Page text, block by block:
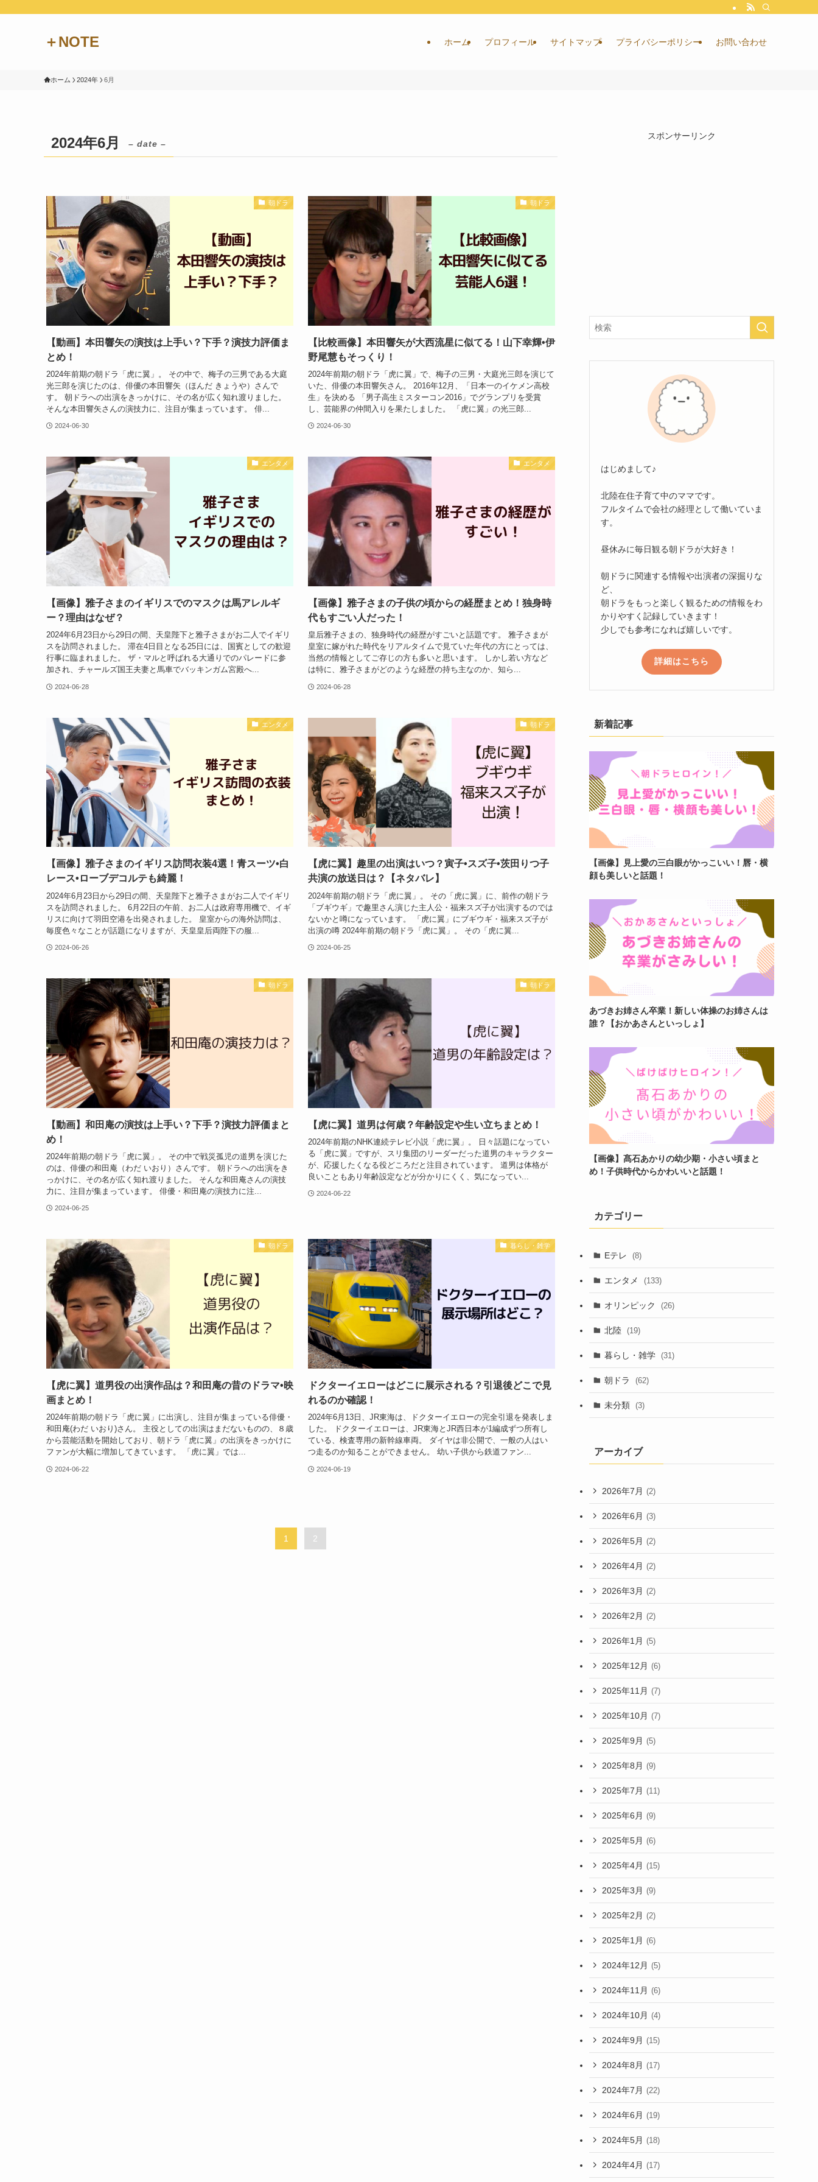
＋NOTE ホーム プロフィール サイトマップ プライバシーポリシー お問い合わせ
ホーム 2024年 6月
2024年6月 – date –
朝ドラ
【動画】本田響矢の演技は上手い？下手？演技力評価ま
とめ！
2024年前期の朝ドラ「虎に翼」。 その中で、梅子の三男である大庭
光三郎を演じたのは、俳優の本田響矢（ほんだ きょうや）さんで
す。 朝ドラへの出演をきっかけに、その名が広く知れ渡りました。
そんな本田響矢さんの演技力に、注目が集まっています。 俳...
2024-06-30
朝ドラ
【比較画像】本田響矢が大西流星に似てる！山下幸輝•伊
野尾慧もそっくり！
2024年前期の朝ドラ「虎に翼」で、梅子の三男・大庭光三郎を演じて
いた、俳優の本田響矢さん。 2016年12月、「日本一のイケメン高校
生」を決める 「男子高生ミスターコン2016」でグランプリを受賞
し、芸能界の仲間入りを果たしました。 「虎に翼」の光三郎...
2024-06-30
エンタメ
【画像】雅子さまのイギリスでのマスクは馬アレルギ
ー？理由はなぜ？
2024年6月23日から29日の間、天皇陛下と雅子さまがお二人でイギリ
スを訪問されました。 滞在4日目となる25日には、国賓としての歓迎
行事に臨まれました。 ザ・マルと呼ばれる大通りでのパレードに参
加され、チャールズ国王夫妻と馬車でバッキンガム宮殿へ...
2024-06-28
エンタメ
【画像】雅子さまの子供の頃からの経歴まとめ！独身時
代もすごい人だった！
皇后雅子さまの、独身時代の経歴がすごいと話題です。 雅子さまが
皇室に嫁がれた時代をリアルタイムで見ていた年代の方にとっては、
当然の情報としてご存じの方も多いと思います。 しかし若い方など
は特に、雅子さまがどのような経歴の持ち主なのか、知ら...
2024-06-28
エンタメ
【画像】雅子さまのイギリス訪問衣装4選！青スーツ•白
レース•ローブデコルテも綺麗！
2024年6月23日から29日の間、天皇陛下と雅子さまがお二人でイギリ
スを訪問されました。 6月22日の午前、お二人は政府専用機で、イギ
リスに向けて羽田空港を出発されました。 皇室からの海外訪問は、
毎度色々なことが話題になりますが、天皇皇后両陛下の服...
2024-06-26
朝ドラ
【虎に翼】趣里の出演はいつ？寅子•スズ子•茨田りつ子
共演の放送日は？【ネタバレ】
2024年前期の朝ドラ「虎に翼」。 その「虎に翼」に、前作の朝ドラ
「ブギウギ」で趣里さん演じた主人公・福来スズ子が出演するのでは
ないかと噂になっています。 「虎に翼」にブギウギ・福来スズ子が
出演の噂 2024年前期の朝ドラ「虎に翼」。 その「虎に翼...
2024-06-25
朝ドラ
【動画】和田庵の演技は上手い？下手？演技力評価まと
め！
2024年前期の朝ドラ「虎に翼」。 その中で戦災孤児の道男を演じた
のは、俳優の和田庵（わだ いおり）さんです。 朝ドラへの出演をき
っかけに、その名が広く知れ渡りました。 そんな和田庵さんの演技
力に、注目が集まっています。 俳優・和田庵の演技力に注...
2024-06-25
朝ドラ
【虎に翼】道男は何歳？年齢設定や生い立ちまとめ！
2024年前期のNHK連続テレビ小説「虎に翼」。 日々話題になってい
る「虎に翼」ですが、スリ集団のリーダーだった道男のキャラクター
が、応援したくなる役どころだと注目されています。 道男は体格が
良いこともあり年齢設定などが分かりにくく、気になってい...
2024-06-22
朝ドラ
【虎に翼】道男役の出演作品は？和田庵の昔のドラマ•映
画まとめ！
2024年前期の朝ドラ「虎に翼」に出演し、注目が集まっている俳優・
和田庵(わだ いおり)さん。 主役としての出演はまだないものの、８歳
から芸能活動を開始しており、朝ドラ「虎に翼」の出演をきっかけに
ファンが大幅に増加してきています。 「虎に翼」では...
2024-06-22
暮らし・雑学
ドクターイエローはどこに展示される？引退後どこで見
れるのか確認！
2024年6月13日、JR東海は、ドクターイエローの完全引退を発表しま
した。 ドクターイエローは、JR東海とJR西日本が1編成ずつ所有し
ている、検査専用の新幹線車両。 ダイヤは非公開で、一般の人はい
つ走るのか知ることができません。 幼い子供から鉄道ファン...
2024-06-19
1 2
スポンサーリンク
はじめまして♪
北陸在住子育て中のママです。
フルタイムで会社の経理として働いていま
す。
昼休みに毎日観る朝ドラが大好き！
朝ドラに関連する情報や出演者の深掘りな
ど、
朝ドラをもっと楽しく観るための情報をわ
かりやすく記録していきます！
少しでも参考になれば嬉しいです。
詳細はこちら
新着記事
【画像】見上愛の三白眼がかっこいい！唇・横
顔も美しいと話題！
あづきお姉さん卒業！新しい体操のお姉さんは
誰？【おかあさんといっしょ】
【画像】髙石あかりの幼少期・小さい頃まと
め！子供時代からかわいいと話題！
カテゴリー
Eテレ (8)
エンタメ (133)
オリンピック (26)
北陸 (19)
暮らし・雑学 (31)
朝ドラ (62)
未分類 (3)
アーカイブ
2026年7月 (2)
2026年6月 (3)
2026年5月 (2)
2026年4月 (2)
2026年3月 (2)
2026年2月 (2)
2026年1月 (5)
2025年12月 (6)
2025年11月 (7)
2025年10月 (7)
2025年9月 (5)
2025年8月 (9)
2025年7月 (11)
2025年6月 (9)
2025年5月 (6)
2025年4月 (15)
2025年3月 (9)
2025年2月 (2)
2025年1月 (6)
2024年12月 (5)
2024年11月 (6)
2024年10月 (4)
2024年9月 (15)
2024年8月 (17)
2024年7月 (22)
2024年6月 (19)
2024年5月 (18)
2024年4月 (17)